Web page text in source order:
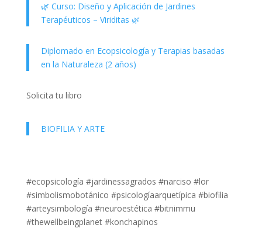
🌿 Curso: Diseño y Aplicación de Jardines
Terapéuticos – Viriditas 🌿
Diplomado en Ecopsicología y Terapias basadas
en la Naturaleza (2 años)
Solicita tu libro
BIOFILIA Y ARTE
#ecopsicología #jardinessagrados #narciso #lor
#simbolismobotánico #psicologíaarquetípica #biofilia
#arteysimbología #neuroestética #bitnimmu
#thewellbeingplanet #konchapinos